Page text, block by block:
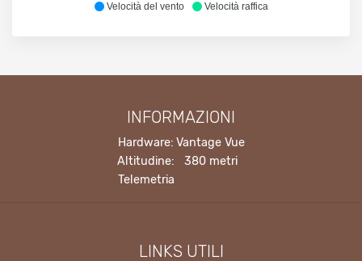
Velocità del vento Velocità raffica
INFORMAZIONI
Hardware: Vantage Vue
Altitudine:
380 metri
Telemetria
LINKS UTILI